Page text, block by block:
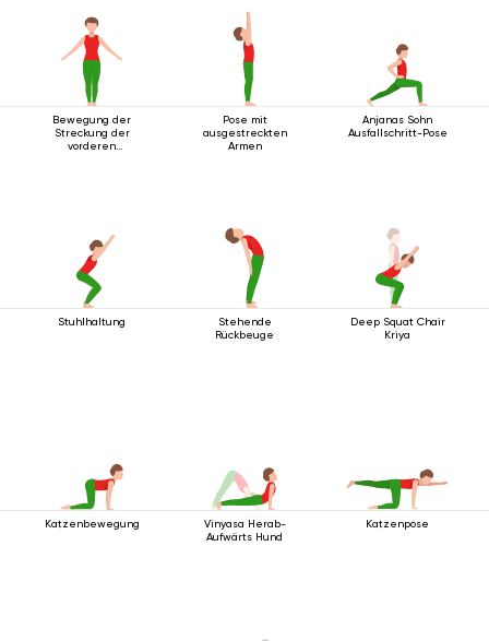
Bewegung der
Streckung der
vorderen
Pose mit
ausgestreckten
Armen
Anjanas Sohn
Ausfallschritt-Pose
Stuhlhaltung
Stehende
Rückbeuge
Deep Squat Chair
Kriya
Katzenbewegung
Vinyasa Herab-
Aufwärts Hund
Katzenpose